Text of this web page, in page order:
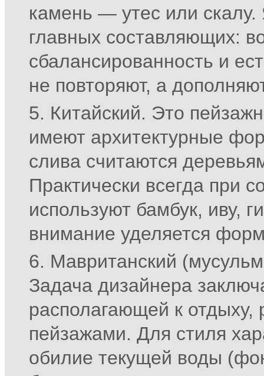
камень — утес или скалу.
главных составляющих:
сбалансированность и
не повторяют, а
Китайский. Это
имеют архитектурные
слива считаются
Практически всегда при
используют бамбук, иву,
внимание уделяется
Мавританский
Задача дизайнера
располагающей к
пейзажами. Для стиля
обилие текущей воды